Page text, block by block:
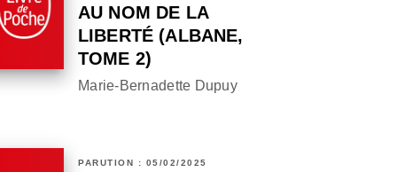
AU NOM DE LA
LIBERTÉ (ALBANE,
TOME 2)
Marie-Bernadette Dupuy
PARUTION : 05/02/2025